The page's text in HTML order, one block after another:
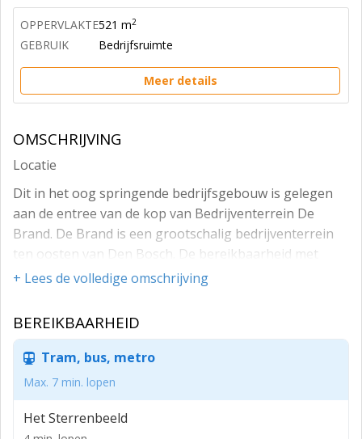
OPPERVLAKTE521 m2
GEBRUIK Bedrijfsruimte
Meer details
OMSCHRIJVING
Locatie
Dit in het oog springende bedrijfsgebouw is gelegen
aan de entree van de kop van Bedrijventerrein De
Brand. De Brand is een grootschalig bedrijventerrein
ten oosten van Den Bosch. De bereikbaarheid met
eigen vervoer is zeer goed, de op- en afritten van en
Per openbaar vervoer is het gebouw goed bereikbaar,
De Brand kenmerkt zich door veel grootschalige
bedrijvigheid. Vestigingen van o.a. Supermicro, Fatboy,
Jumbo Visma, Würth en Amacom zijn hier
vertegenwoordigd.
+ Lees de volledige omschrijving
BEREIKBAARHEID
Tram, bus, metro
Max. 7 min. lopen
Het Sterrenbeeld